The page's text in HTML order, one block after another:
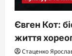
Євген Кот:
життя
Стаценко